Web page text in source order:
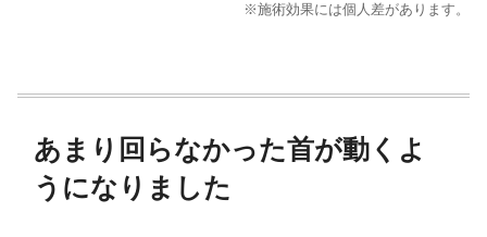
※施術効果には個人差があります。
あまり回らなかった首が動くよ
うになりました